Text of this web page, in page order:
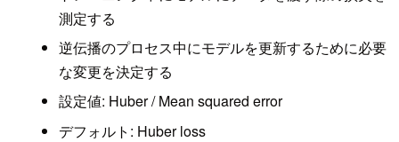
測定する
逆伝播のプロセス中にモデルを更新するために必要
な変更を決定する
設定値: Huber / Mean squared error
デフォルト: Huber loss